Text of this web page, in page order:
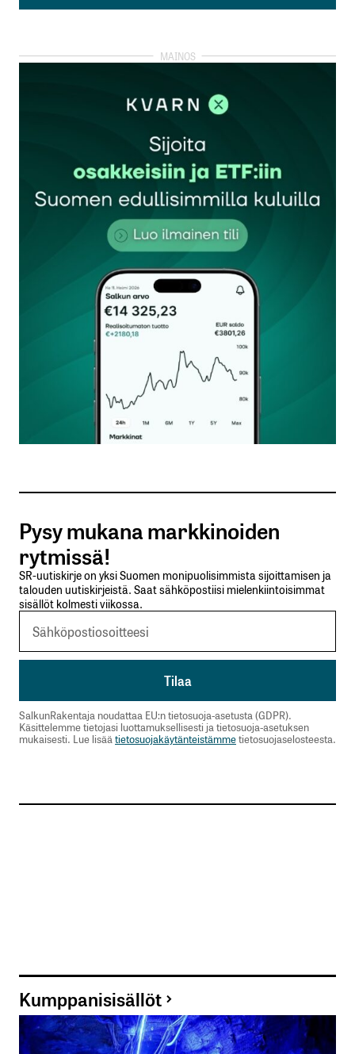
Lisää kommentti
kirjautua
rekisteröityä
Sähköpostiosoitettasi ei julkaista.Pakolliset
kentät on merkitty*
Kommentti*
Nimesi tai nimimerkkisi
Sähköpostiosoitteesi
Tilaa SalkunRakentajan uutiskirje
Lähetä kommentti
Pysy mukana markkinoiden
rytmissä!
SR-uutiskirje on yksi Suomen monipuolisimmista sijoittamisen ja
talouden uutiskirjeistä. Saat sähköpostiisi mielenkiintoisimmat
sisällöt kolmesti viikossa.
SalkunRakentaja noudattaa EU:n tietosuoja-asetusta (GDPR).
Käsittelemme tietojasi luottamuksellisesti ja tietosuoja-asetuksen
mukaisesti. Lue lisäätietosuojakäytänteistämmetietosuojaselosteesta.
Kumppanisisällöt